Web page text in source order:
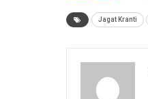
Jagat Kranti